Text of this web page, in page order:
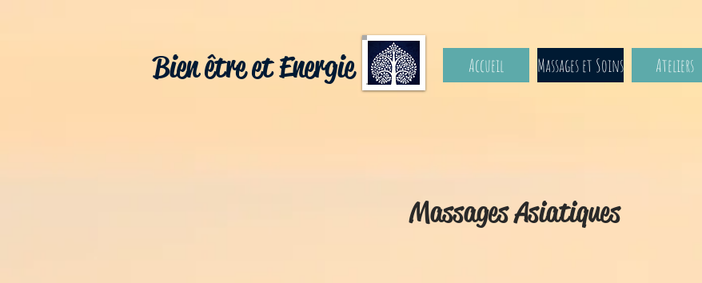
Accueil Massages et Soins Ateliers
Bien être et Energie
Massages Asiatiques